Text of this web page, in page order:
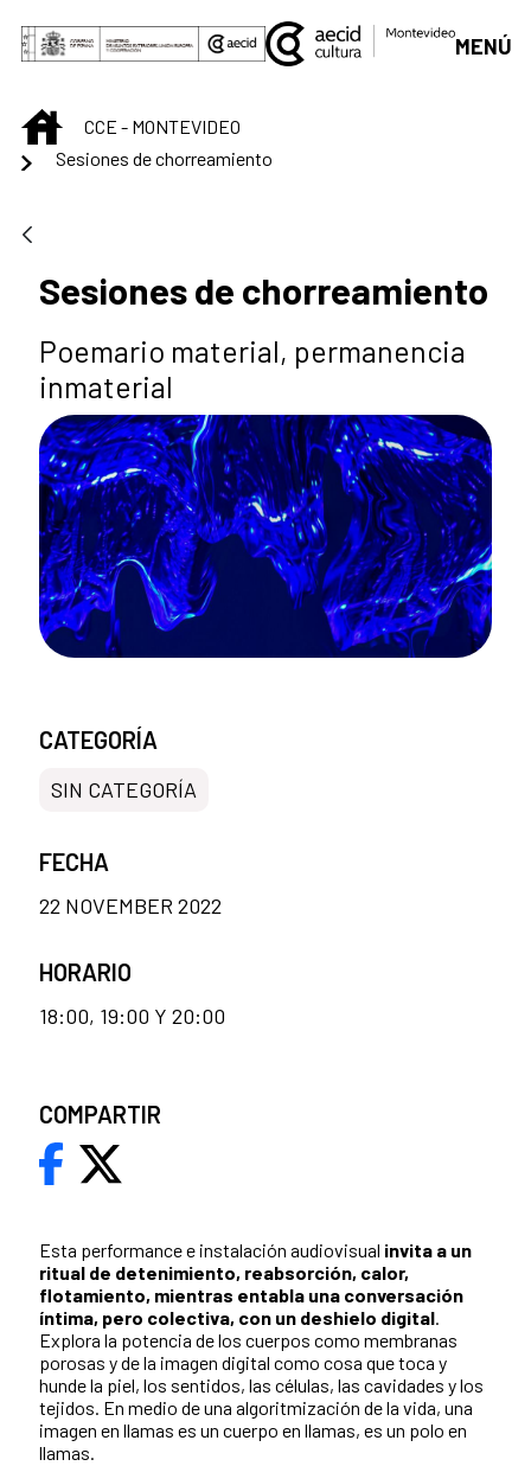
Skip to Main Content
MENÚ
INICIOCCE - MONTEVIDEO
Sesiones de chorreamiento
Sesiones de chorreamiento
Poemario material, permanencia
inmaterial
Esta performance e instalación audiovisual invita a un
ritual de detenimiento, reabsorción, calor,
flotamiento, mientras entabla una conversación
íntima, pero colectiva, con un deshielo digital.
Explora la potencia de los cuerpos como membranas
porosas y de la imagen digital como cosa que toca y
hunde la piel, los sentidos, las células, las cavidades y los
tejidos. En medio de una algoritmización de la vida, una
imagen en llamas es un cuerpo en llamas, es un polo en
llamas.
CATEGORÍA
SIN CATEGORÍA
FECHA
22 NOVEMBER 2022
HORARIO
18:00, 19:00 Y 20:00
COMPARTIR